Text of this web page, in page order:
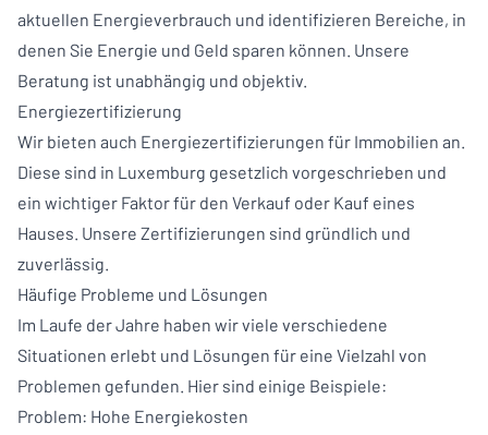
aktuellen Energieverbrauch und identifizieren Bereiche, in
denen Sie Energie und Geld sparen können. Unsere
Beratung ist unabhängig und objektiv.
Energiezertifizierung
Wir bieten auch Energiezertifizierungen für Immobilien an.
Diese sind in Luxemburg gesetzlich vorgeschrieben und
ein wichtiger Faktor für den Verkauf oder Kauf eines
Hauses. Unsere Zertifizierungen sind gründlich und
zuverlässig.
Häufige Probleme und Lösungen
Im Laufe der Jahre haben wir viele verschiedene
Situationen erlebt und Lösungen für eine Vielzahl von
Problemen gefunden. Hier sind einige Beispiele:
Problem: Hohe Energiekosten